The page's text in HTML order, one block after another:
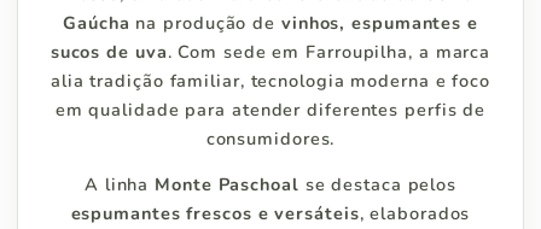
Gaúcha na produção de vinhos, espumantes e
sucos de uva. Com sede em Farroupilha, a marca
alia tradição familiar, tecnologia moderna e foco
em qualidade para atender diferentes perfis de
consumidores.
A linha Monte Paschoal se destaca pelos
espumantes frescos e versáteis, elaborados